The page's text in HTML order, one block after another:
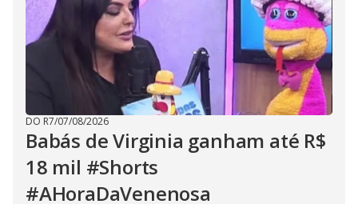
DO R7/07/08/2026
Babás de Virginia ganham até R$
18 mil #Shorts
#AHoraDaVenenosa